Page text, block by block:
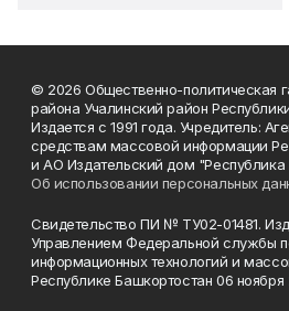
© 2026 Общественно-политическая
района Учалинский район
Издается с 1991 года. Учредитель:
средствам массовой информации
и АО Издательский дом "Республика
Об использовании персональных
Свидетельство ПИ № ТУ02-01481.
Управлением Федеральной службы
информационных технологий и
Республике Башкортостан 06 ноября